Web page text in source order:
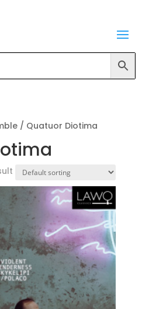
/ Quatuor Diotima